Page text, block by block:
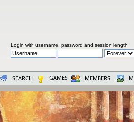
Login with username, password and session length
SEARCH GAMES MEMBERS